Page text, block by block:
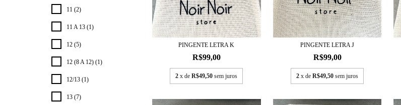
11 (2)
11 A 13 (1)
12 (5)
12 (8 A 12) (1)
12/13 (1)
13 (7)
PINGENTE LETRA K
R$99,00
2 x deR$49,50 sem juros
PINGENTE LETRA J
R$99,00
2 x deR$49,50 sem juros